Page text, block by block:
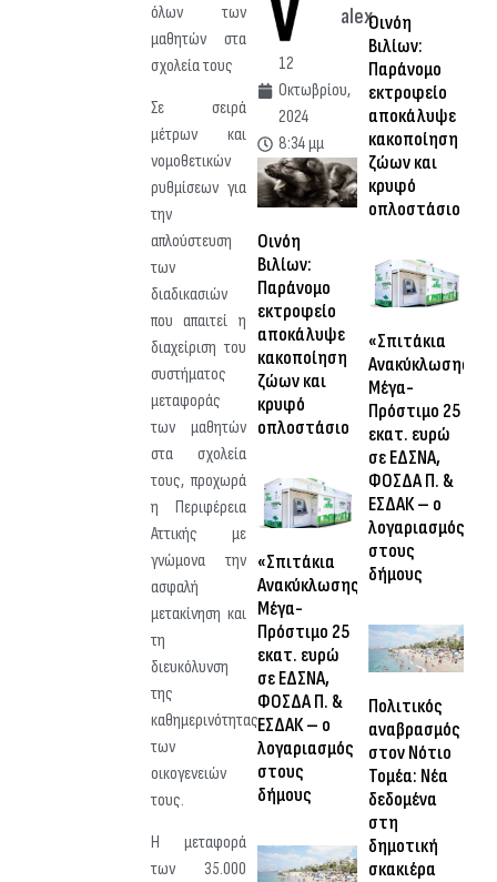
όλων των
μαθητών στα
σχολεία τους
Σε σειρά
μέτρων και
νομοθετικών
ρυθμίσεων για
την
απλούστευση
των
διαδικασιών
που απαιτεί η
διαχείριση του
συστήματος
μεταφοράς
των μαθητών
στα σχολεία
τους, προχωρά
η Περιφέρεια
Αττικής με
γνώμονα την
ασφαλή
μετακίνηση και
τη
διευκόλυνση
της
καθημερινότητας
των
οικογενειών
τους.
Η μεταφορά
των 35.000
alex
12
Οκτωβρίου,
2024
8:34 μμ
Οινόη
Βιλίων:
Παράνομο
εκτροφείο
αποκάλυψε
κακοποίηση
ζώων και
κρυφό
οπλοστάσιο
«Σπιτάκια
Ανακύκλωσης»:
Μέγα-
Πρόστιμο 25
εκατ. ευρώ
σε ΕΔΣΝΑ,
ΦΟΣΔΑ Π. &
ΕΣΔΑΚ – ο
λογαριασμός
στους
δήμους
Οινόη
Βιλίων:
Παράνομο
εκτροφείο
αποκάλυψε
κακοποίηση
ζώων και
κρυφό
οπλοστάσιο
«Σπιτάκια
Ανακύκλωσης»:
Μέγα-
Πρόστιμο 25
εκατ. ευρώ
σε ΕΔΣΝΑ,
ΦΟΣΔΑ Π. &
ΕΣΔΑΚ – ο
λογαριασμός
στους
δήμους
Πολιτικός
αναβρασμός
στον Νότιο
Τομέα: Νέα
δεδομένα
στη
δημοτική
σκακιέρα